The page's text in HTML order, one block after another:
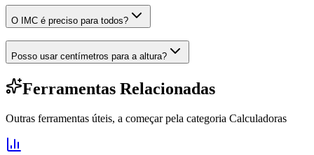
O IMC é preciso para todos?
Posso usar centímetros para a altura?
Ferramentas Relacionadas
Outras ferramentas úteis, a começar pela categoria Calculadoras